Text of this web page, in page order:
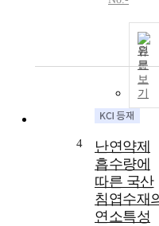
원
문
보
기
4
난연약제
흡수량에
따른 국산
침엽수재
연소특성